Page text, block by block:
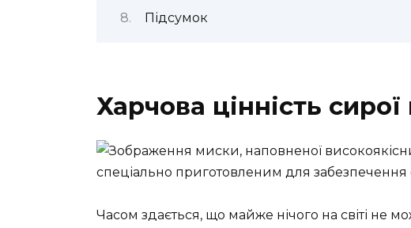
Підсумок
Харчова цінність сирої
Часом здається, що майже нічого на світі не